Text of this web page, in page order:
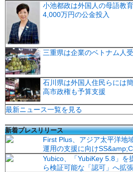
小池都政は外国人の母語教
4,000万円の公金投入
三重県は企業のベトナム人
石川県は外国人住民らには
高市政権も予算支援
最新ニュース一覧を見る
新着プレスリリース
First Plus、アジア太平洋地
運用の支援に向け
Yubico、「YubiKey 5.8」
ら検証可能な「認可」へ拡張